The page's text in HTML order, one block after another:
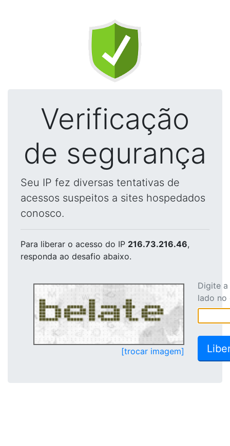
Verificação
de segurança
Seu IP fez diversas tentativas de
acessos suspeitos a sites hospedados
conosco.
Para liberar o acesso do IP 216.73.216.46,
responda ao desafio abaixo.
[trocar imagem]
Digite
lado no